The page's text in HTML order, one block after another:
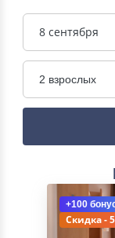
8 сентября
2 взрослых
+100
Скидка -